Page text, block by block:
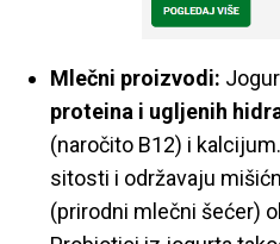
Mlečni proizvodi:
proteina i ugljenih
(naročito B12) i
sitosti i održavaju
(prirodni mlečni šećer)